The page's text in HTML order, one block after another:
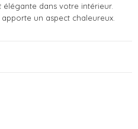
dans votre intérieur.
un aspect chaleureux.